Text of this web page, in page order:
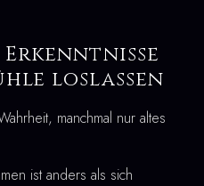
loslassen
manchmal nur altes
ist anders als sich